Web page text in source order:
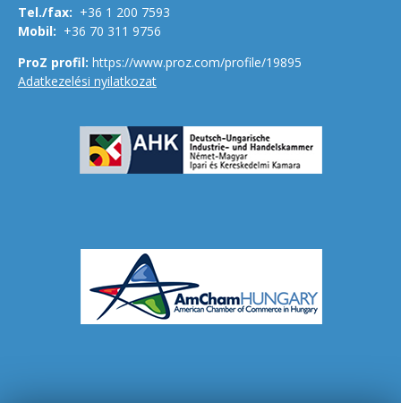
Tel./fax: +36 1 200 7593
Mobil: +36 70 311 9756
ProZ profil: https://www.proz.com/profile/19895
Adatkezelési nyilatkozat